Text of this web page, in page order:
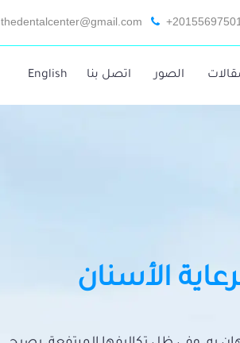
thedentalcenter@gmail.com
الصور اتصل بنا English
الأسنان